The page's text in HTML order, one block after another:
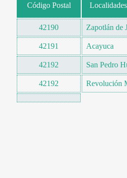
Código Postal Localidades
42190 Zapotlán de
42191 Acayuca
42192 San Pedro
42192 Revolución